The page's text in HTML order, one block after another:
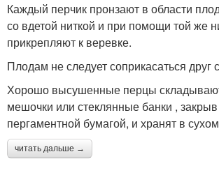
Каждый перчик пронзают в области
со вдетой ниткой и при помощи той же
прикрепляют к веревке.
Плодам не следует соприкасаться друг
Хорошо высушенные перцы
мешочки или стеклянные банки ,
пергаментной бумагой, и хранят в
читать дальше →